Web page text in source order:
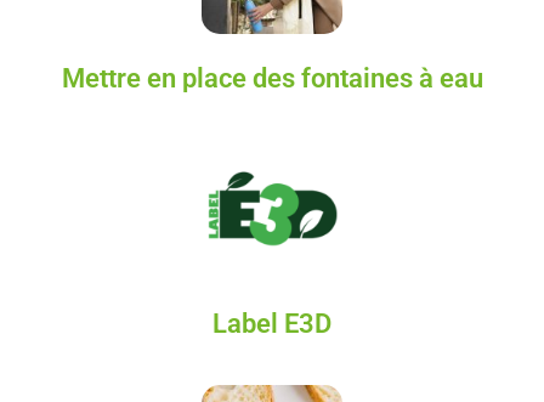
Mettre en place des fontaines à eau
Label E3D